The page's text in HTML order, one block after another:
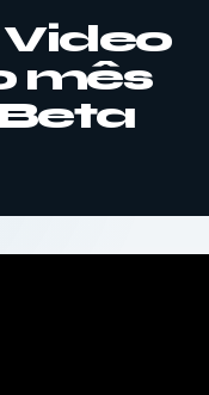
Video
mês